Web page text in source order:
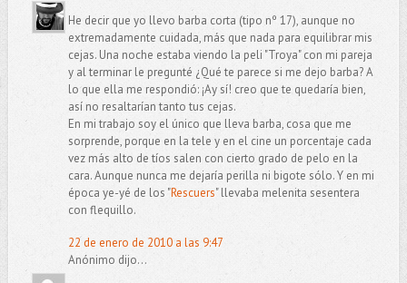
He decir que yo llevo barba corta (tipo nº 17), aunque no
extremadamente cuidada, más que nada para equilibrar mis
cejas. Una noche estaba viendo la peli "Troya" con mi pareja
y al terminar le pregunté ¿Qué te parece si me dejo barba? A
lo que ella me respondió: ¡Ay sí! creo que te quedaría bien,
así no resaltarían tanto tus cejas.
En mi trabajo soy el único que lleva barba, cosa que me
sorprende, porque en la tele y en el cine un porcentaje cada
vez más alto de tíos salen con cierto grado de pelo en la
cara. Aunque nunca me dejaría perilla ni bigote sólo. Y en mi
época ye-yé de los "Rescuers" llevaba melenita sesentera
con flequillo.
22 de enero de 2010 a las 9:47
Anónimo dijo...